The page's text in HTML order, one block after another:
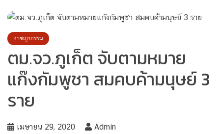
อาชญากรรม
ตม.จว.ภูเก็ต จับตามหมาย
แก๊งกัมพูชา สมคบค้ามนุษย์ 3
ราย
เมษายน 29, 2020 Admin